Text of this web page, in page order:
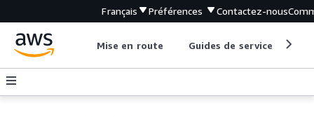
Français Préférences Contactez-nous
Mise en route Guides de service